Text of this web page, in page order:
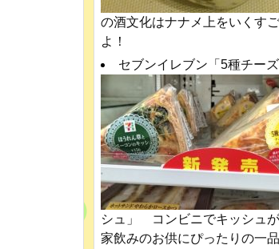
の酒文化はナナメ上をいくす
よ！
セブンイレブン「5種チー
シュ」 コンビニでキッシュが
家飲みのお供にぴったりの一